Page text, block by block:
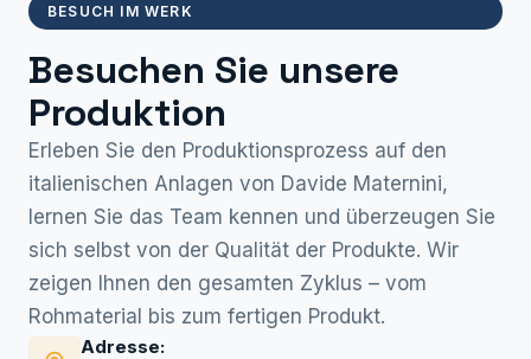
BESUCH IM WERK
Besuchen Sie unsere
Produktion
Erleben Sie den Produktionsprozess auf den
italienischen Anlagen von Davide Maternini,
lernen Sie das Team kennen und überzeugen Sie
sich selbst von der Qualität der Produkte. Wir
zeigen Ihnen den gesamten Zyklus – vom
Rohmaterial bis zum fertigen Produkt.
Adresse: